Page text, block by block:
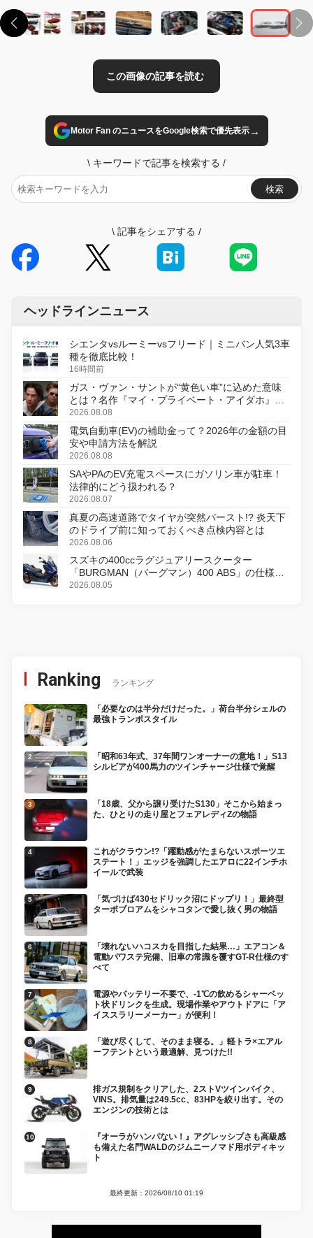
Motor Fan のニュースをGoogle検索で優先表示→
\ キーワードで記事を検索する /
検索
\ 記事をシェアする /
ヘッドラインニュース
シエンタvsルーミーvsフリード｜ミニバン人気3車
種を徹底比較！
16時間前
ガス・ヴァン・サントが“黄色い車”に込めた意味
とは？名作『マイ・プライベート・アイダホ』が
初のデジタルリマスター版で復活
2026.08.08
電気自動車(EV)の補助金って？2026年の金額の目
安や申請方法を解説
2026.08.08
SAやPAのEV充電スペースにガソリン車が駐車！
法律的にどう扱われる？
2026.08.07
真夏の高速道路でタイヤが突然バースト!? 炎天下
のドライブ前に知っておくべき点検内容とは
2026.08.06
スズキの400ccラグジュアリースクーター
「BURGMAN（バーグマン）400 ABS」の仕様を
変更し、8月18日に発売
2026.08.05
Ranking ランキング
「必要なのは半分だけだった。」荷台半分シェルの
最強トランポスタイル
「昭和63年式、37年間ワンオーナーの意地！」S13
シルビアが400馬力のツインチャージ仕様で覚醒
「18歳、父から譲り受けたS130」そこから始まっ
た、ひとりの走り屋とフェアレディZの物語
これがクラウン!?「躍動感がたまらないスポーツエ
ステート！」エッジを強調したエアロに22インチホ
イールで武装
「気づけば430セドリック沼にドップリ！」最終型
ターボブロアムをシャコタンで愛し抜く男の物語
「壊れないハコスカを目指した結果…」エアコン＆
電動パワステ完備、旧車の常識を覆すGT-R仕様のす
べて
電源やバッテリー不要で、-1℃の飲めるシャーベッ
ト状ドリンクを生成。現場作業やアウトドアに「ア
イススラリーメーカー」が便利！
「遊び尽くして、そのまま寝る。」軽トラ×エアル
ーフテントという最適解、見つけた!!
排ガス規制をクリアした、2ストVツインバイク、
VINS。排気量は249.5cc、83HPを絞り出す。その
エンジンの技術とは
『オーラがハンパない！』アグレッシブさも高級感
も備えた名門WALDのジムニーノマド用ボディキッ
ト
最終更新：2026/08/10 01:19